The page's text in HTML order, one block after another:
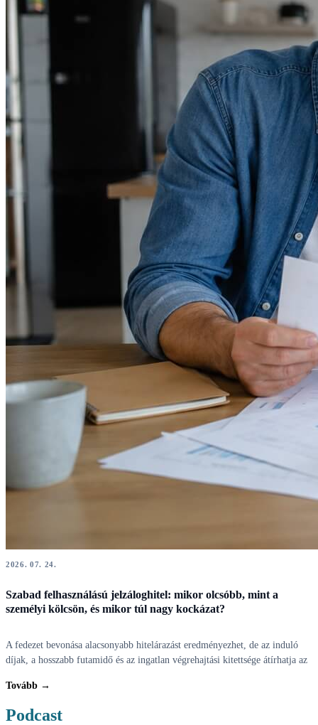
2026. 07. 24.
Szabad felhasználású jelzáloghitel: mikor olcsóbb, mint a
személyi kölcsön, és mikor túl nagy kockázat?
A fedezet bevonása alacsonyabb hitelárazást eredményezhet, de az induló
díjak, a hosszabb futamidő és az ingatlan végrehajtási kitettsége átírhatja az
Tovább →
Podcast